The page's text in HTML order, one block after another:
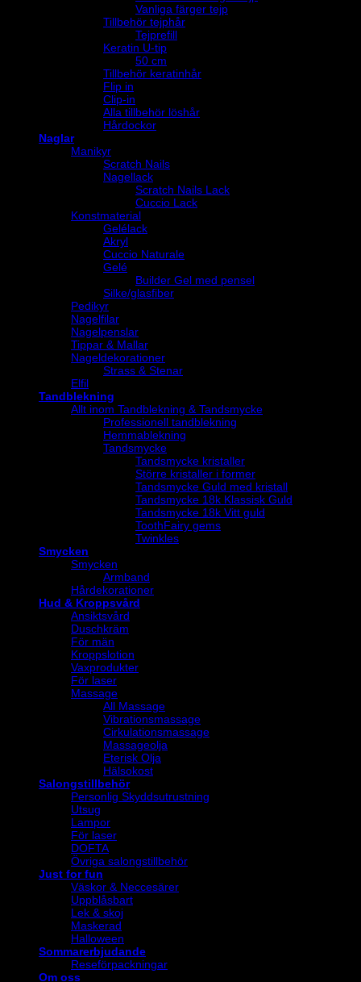
Vanliga färger tejp
Tillbehör tejphår
Tejprefill
Keratin U-tip
50 cm
Tillbehör keratinhår
Flip in
Clip-in
Alla tillbehör löshår
Hårdockor
Naglar
Manikyr
Scratch Nails
Nagellack
Scratch Nails Lack
Cuccio Lack
Konstmaterial
Gelélack
Akryl
Cuccio Naturale
Gelé
Builder Gel med pensel
Silke/glasfiber
Pedikyr
Nagelfilar
Nagelpenslar
Tippar & Mallar
Nageldekorationer
Strass & Stenar
Elfil
Tandblekning
Allt inom Tandblekning & Tandsmycke
Professionell tandblekning
Hemmablekning
Tandsmycke
Tandsmycke kristaller
Större kristaller i former
Tandsmycke Guld med kristall
Tandsmycke 18k Klassisk Guld
Tandsmycke 18k Vitt guld
ToothFairy gems
Twinkles
Smycken
Smycken
Armband
Hårdekorationer
Hud & Kroppsvård
Ansiktsvård
Duschkräm
För män
Kroppslotion
Vaxprodukter
För laser
Massage
All Massage
Vibrationsmassage
Cirkulationsmassage
Massageolja
Eterisk Olja
Hälsokost
Salongstillbehör
Personlig Skyddsutrustning
Utsug
Lampor
För laser
DOFTA
Övriga salongstillbehör
Just for fun
Väskor & Neccesärer
Uppblåsbart
Lek & skoj
Maskerad
Halloween
Sommarerbjudande
Reseförpackningar
Om oss